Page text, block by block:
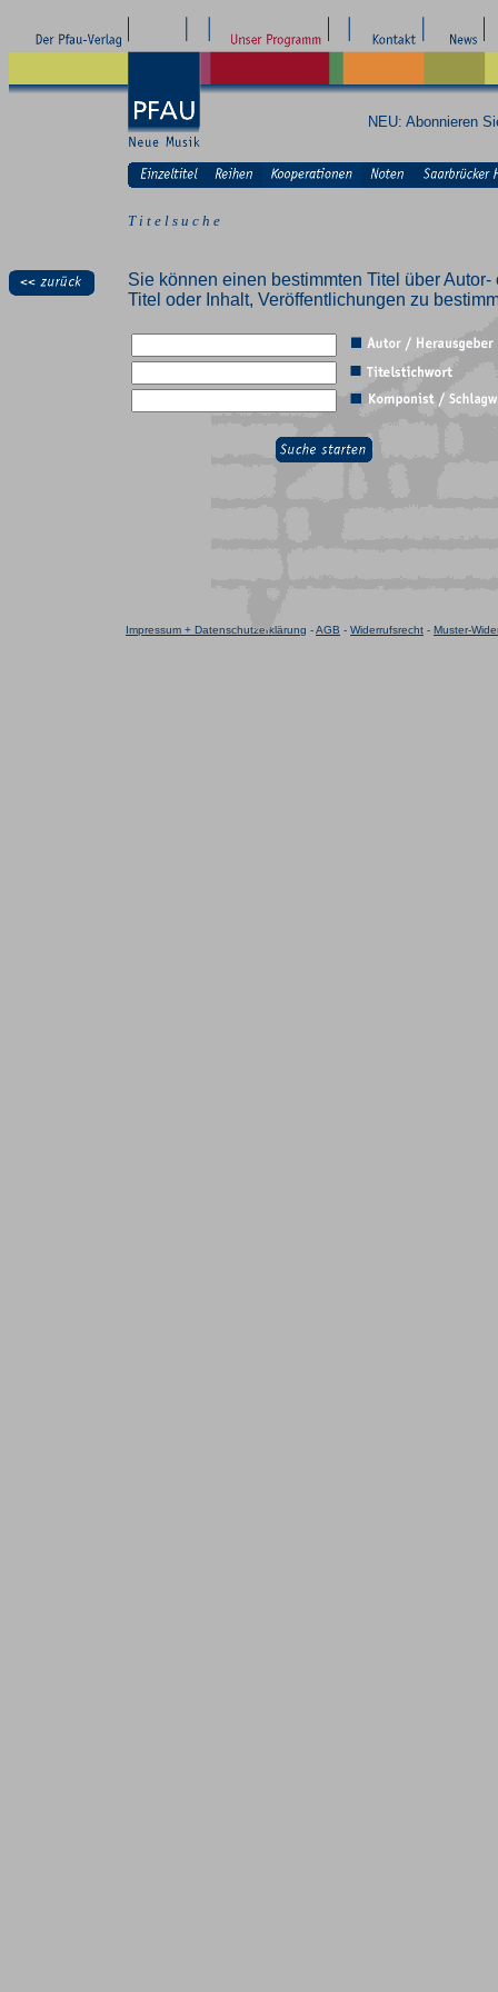
NEU: Abonnieren
T i t e l s u c h e
Sie können einen bestimmten Titel über
Titel oder Inhalt, Veröffentlichungen zu
Impressum + Datenschutzerklärung -AGB - Widerrufsrecht - Muster-